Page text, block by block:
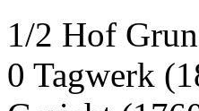
1/2 Hof
0 Tagwerk